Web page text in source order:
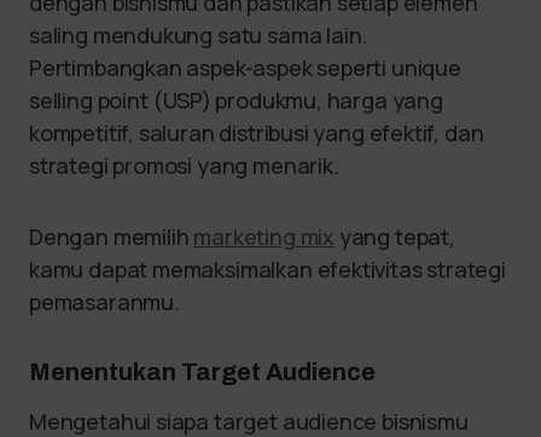
saling mendukung satu sama lain.
Pertimbangkan aspek-aspek seperti unique
selling point (USP) produkmu, harga yang
kompetitif, saluran distribusi yang efektif, dan
strategi promosi yang menarik.
Dengan memilih marketing mix yang tepat,
kamu dapat memaksimalkan efektivitas strategi
pemasaranmu.
Menentukan Target Audience
Mengetahui siapa target audience bisnismu